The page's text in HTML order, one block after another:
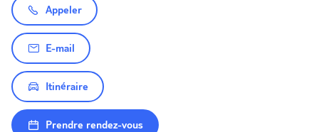
Appeler
E-mail
Itinéraire
Prendre rendez-vous